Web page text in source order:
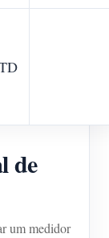
de
um medidor